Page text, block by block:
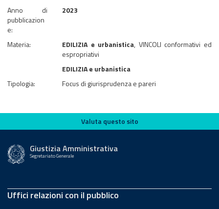
Anno di
pubblicazion
e:
2023
Materia: EDILIZIA e urbanistica, VINCOLI conformativi ed
espropriativi
EDILIZIA e urbanistica
Tipologia:
Focus di giurisprudenza e pareri
Valuta questo sito
Valuta questo sito
Giustizia Amministrativa
Segretariato Generale
Uffici relazioni con il pubblico